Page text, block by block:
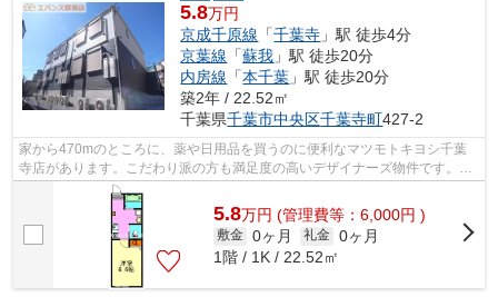
5.8万円
京成千原線 「千葉寺 」駅 徒歩4分
京葉線 「蘇我 」駅 徒歩20分
内房線 「本千葉 」駅 徒歩20分
築2年 / 22.52㎡
千葉県千葉市中央区千葉寺町427-2
家から470mのところに、薬や日用品を買うのに便利なマツモトキヨシ千葉
寺店があります。こだわり派の方も満足度の高いデザイナーズ物件です。こ
ちらは初期費用をカードでお支払いいた...
5.8万円 (管理費等：6,000円 )
敷金 0ヶ月 礼金 0ヶ月
1階 / 1K / 22.52㎡